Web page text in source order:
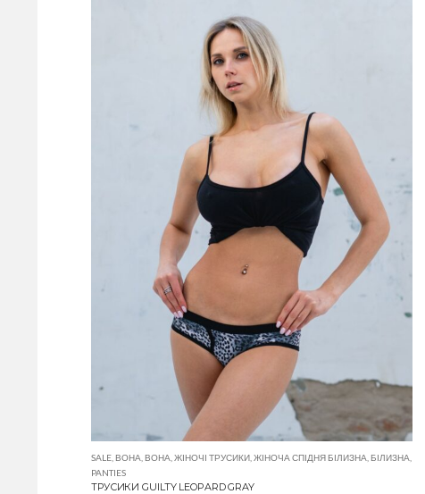
SALE ВОНА ВОНА ЖІНОЧІ ТРУСИКИ ЖІНОЧА СПІДНЯ БІЛИЗНА БІЛИЗНА
PANTIES
ТРУСИКИ GUILTY LEOPARD GRAY